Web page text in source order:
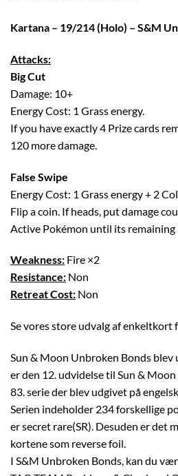
Kartana – 19/214 (Holo) – S&M
Attacks:
Big Cut
Damage: 10+
Energy Cost: 1 Grass energy.
If you have exactly 4 Prize cards
120 more damage.
False Swipe
Energy Cost: 1 Grass energy + 2
Flip a coin. If heads, put damage
Active Pokémon until its remaining
Weakness: Fire ×2
Resistance: Non
Retreat Cost: Non
Se vores store udvalg af enkeltkort
Sun & Moon Unbroken Bonds blev
er den 12. udvidelse til Sun &
83. serie der blev udgivet på
Serien indeholder 234 forskellige
er secret rare(SR). Desuden er det
kortene som reverse foil.
I S&M Unbroken Bonds, kan du